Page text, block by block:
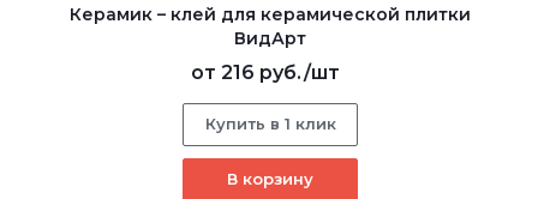
Керамик – клей для керамической плитки
ВидАрт
от 216 руб./шт
Купить в 1 клик
В корзину